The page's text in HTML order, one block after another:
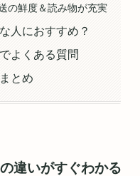
の鮮度＆読み物が充実
人におすすめ？
よくある質問
とめ
違いがすぐわかる